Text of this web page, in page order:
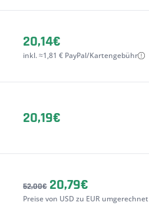
20,14€
inkl. ≈1,81 € PayPal/Kartengebühr
20,19€
52,00€ 20,79€
Preise von USD zu EUR umgerechnet